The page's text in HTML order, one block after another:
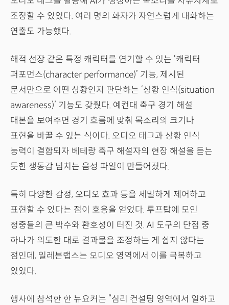
조정할 수 있었다. 여러 명의 화자가 자연스럽게 대화하는
연출도 가능했다.
해적 선장 같은 특정 캐릭터를 연기할 수 있는 ‘캐릭터
퍼포먼스(character performance)’ 기능, 제시된
문서만으로 어떤 상황인지 판단하는 ‘상황 인식(situation
awareness)’ 기능도 갖췄다. 예컨대 축구 경기 해설
대본을 보여주면 경기 흐름에 맞춰 목소리의 크기나
표현을 바꿀 수 있는 식이다. 오디오 태그과 상황 인식
능력이 결합되자 베테랑 축구 해설자의 현장 해설을 듣는
듯한 생동감 넘치는 음성 파일이 만들어졌다.
특히 다양한 감정, 오디오 효과 등을 세밀하게 제어하고
표현할 수 있다는 점이 호응을 얻었다. 루프탑에 모인
청중들의 큰 박수와 환호성이 터진 것. AI 도구의 단점 중
하나가 의도한 대로 결과물을 조정하는 게 쉽지 않다는
점인데, 일레븐랩스는 오디오 영역에서 이를 극복하고
있었다.
행사에 참석한 한 뉴요커는 “심리 컨설팅 영역에서 일하고